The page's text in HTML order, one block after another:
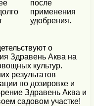
после
применения
удобрения.
о
Здравень Аква на
культур.
результатов
по дозировке и
Здравень Аква и
садовом участке!